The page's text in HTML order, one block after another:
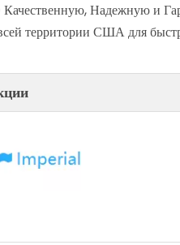
Надежную и
территории США для